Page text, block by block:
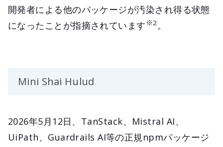
開発者による他のパッケージが汚染され得る状態
になったことが指摘されています ※2。
Mini Shai Hulud
2026年5月12日、TanStack、Mistral AI、
UiPath、Guardrails AI等の正規npmパッケージ